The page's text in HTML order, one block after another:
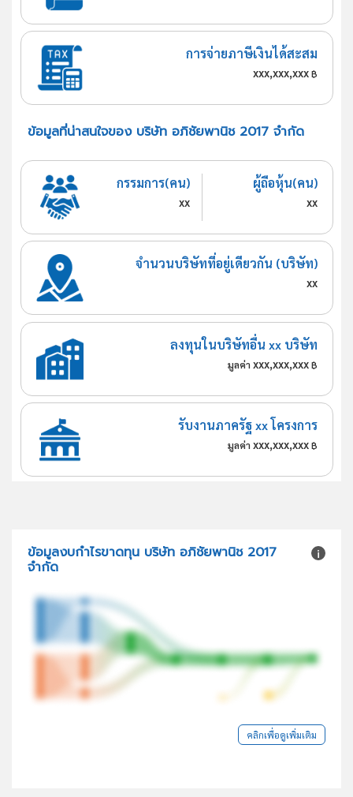
การจ่ายภาษีเงินได้สะสม
xxx,xxx,xxx฿
ข้อมูลที่น่าสนใจของ บริษัท อภิชัยพานิช 2017 จำกัด
กรรมการ(คน)
xx
ผู้ถือหุ้น(คน)
xx
จำนวนบริษัทที่อยู่เดียวกัน (บริษัท)
xx
ลงทุนในบริษัทอื่น xx บริษัท
มูลค่า xxx,xxx,xxx ฿
รับงานภาครัฐ xx โครงการ
มูลค่า xxx,xxx,xxx ฿
ข้อมูลงบกำไรขาดทุน บริษัท อภิชัยพานิช 2017
จำกัด
คลิกเพื่อดูเพิ่มเติม